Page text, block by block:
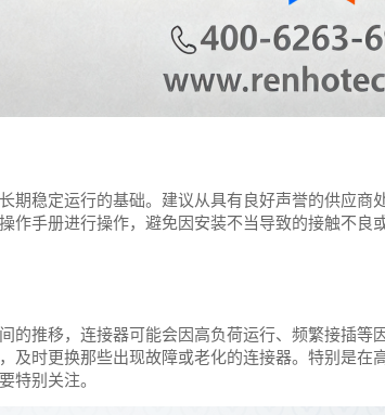
期稳定运行的基础。建议从具有良好声誉的供应商
作手册进行操作，避免因安装不当导致的接触不
的推移，连接器可能会因高负荷运行、频繁接插等
及时更换那些出现故障或老化的连接器。特别是
特别关注。